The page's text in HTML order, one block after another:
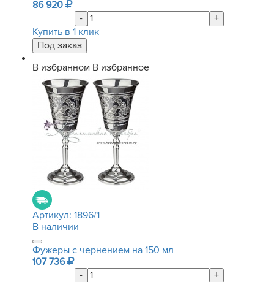
86 920
-
+
Купить в 1 клик
В избранном В избранное
Артикул: 1896/1
В наличии
Фужеры с чернением на 150 мл
107 736
-
+